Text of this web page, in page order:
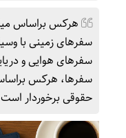
هرکس براساس
سفرهای زمینی با
سفرهای هوایی و
سفرها، هرکس
حقوقی برخوردار است